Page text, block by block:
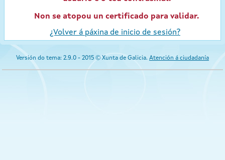
Non se atopou un certificado para validar.
¿Volver á páxina de inicio de sesión?
Versión do tema: 2.9.0 - 2015 © Xunta de Galicia. Atención á ciudadanía